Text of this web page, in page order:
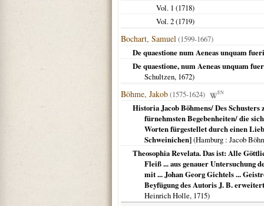
Vol. 1 (1718)
Vol. 2 (1719)
Bochart, Samuel(1599-1667)
De quaestione num Aeneas unquam
De quaestione, num Aeneas unquam
Schultzen, 1672)
Böhme, Jakob(1575-1624) EN
Historia Jacob Böhmens/ Des
fürnehmsten Begebenheiten/ die
Worten fürgestellet durch einen
Schweinichen](Hamburg : Jacob
Theosophia Revelata. Das ist: Alle
Fleiß ... aus genauer Untersuchung
mit ... Johan Georg Gichtels ...
Beyfügung des Autoris J. B.
Heinrich Holle, 1715)